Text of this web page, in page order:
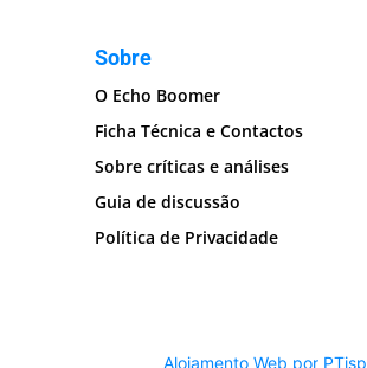
Sobre
O Echo Boomer
Ficha Técnica e Contactos
Sobre críticas e análises
Guia de discussão
Política de Privacidade
Alojamento Web por PTisp